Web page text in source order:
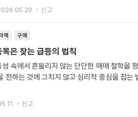
신고
책 구매
은 찾는 급등의 법칙
속에서 흔들리지 않는 단단한 매매 철학을
전하는 것에 그치지 않고 심리적 중심을 잡
신고